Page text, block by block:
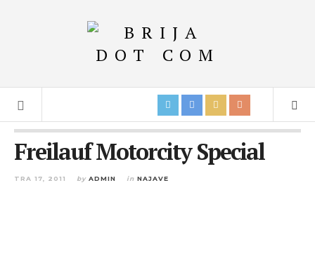
Freilauf Motorcity Special
TRA 17, 2011 by ADMIN in NAJAVE